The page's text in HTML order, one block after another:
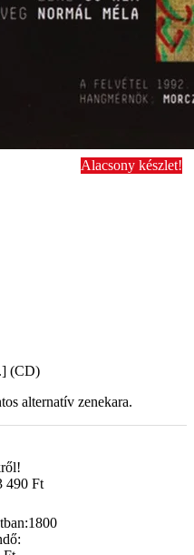
Alacsony készlet!
(CD)
alternatív zenekara.
490 Ft
1800